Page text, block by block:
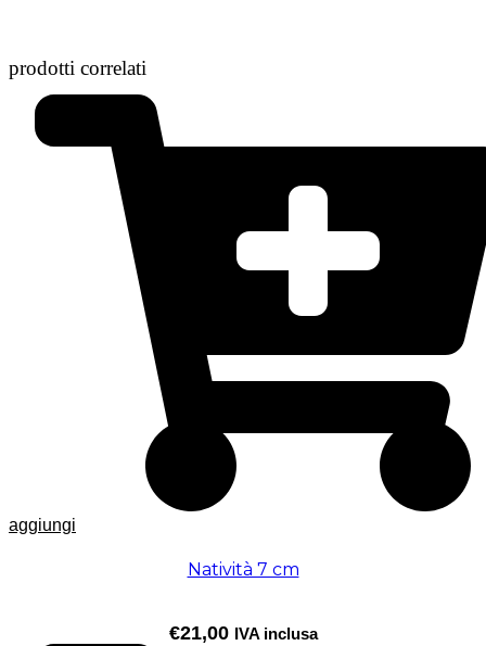
prodotti correlati
aggiungi
Natività 7 cm
€21,00 IVA inclusa